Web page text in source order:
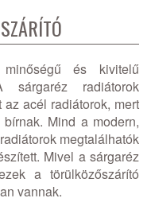
és kivitelű
sárgaréz radiátorok
acél radiátorok, mert
Mind a modern,
megtalálhatók
Mivel a sárgaréz
a törülközőszárító
vannak.